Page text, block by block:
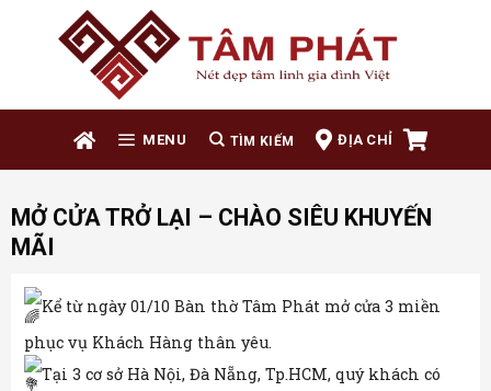
MENU ĐỊA CHỈ
MỞ CỬA TRỞ LẠI – CHÀO SIÊU KHUYẾN
MÃI
Kể từ ngày 01/10 Bàn thờ Tâm Phát mở cửa 3 miền
phục vụ Khách Hàng thân yêu.
Tại 3 cơ sở Hà Nội, Đà Nẵng, Tp.HCM, quý khách có